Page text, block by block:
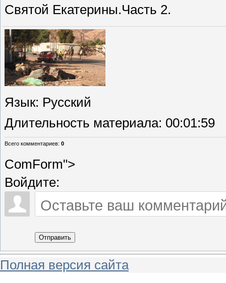
Святой Екатерины.Часть 2.
Язык: Русский
Длительность материала: 00:01:59
Всего комментариев: 0
ComForm">
Войдите:
Отправить
Полная версия сайта